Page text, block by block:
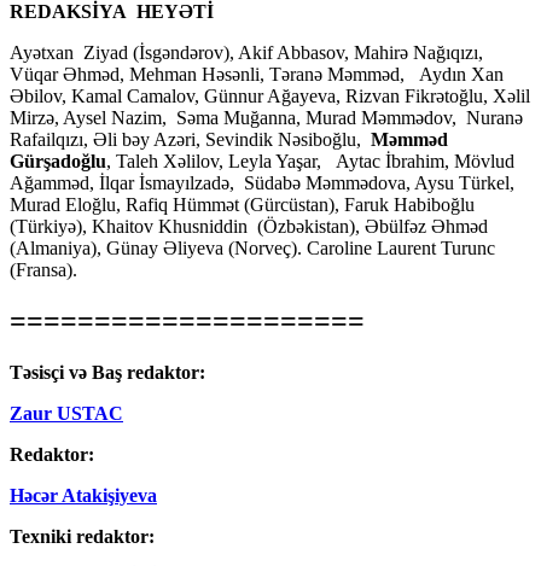
REDAKSİYA HEYƏTİ
Ayətxan Ziyad (İsgəndərov), Akif Abbasov, Mahirə Nağıqızı,
Vüqar Əhməd, Mehman Həsənli, Təranə Məmməd, Aydın Xan
Əbilov, Kamal Camalov, Günnur Ağayeva, Rizvan Fikrətoğlu, Xəlil
Mirzə, Aysel Nazim, Səma Muğanna, Murad Məmmədov, Nuranə
Rafailqızı, Əli bəy Azəri, Sevindik Nəsiboğlu, Məmməd
Gürşadoğlu, Taleh Xəlilov, Leyla Yaşar, Aytac İbrahim, Mövlud
Ağamməd, İlqar İsmayılzadə, Südabə Məmmədova, Aysu Türkel,
Murad Eloğlu, Rafiq Hümmət (Gürcüstan), Faruk Habiboğlu
(Türkiyə), Khaitov Khusniddin (Özbəkistan), Əbülfəz Əhməd
(Almaniya), Günay Əliyeva (Norveç). Caroline Laurent Turunc
(Fransa).
=====================
Təsisçi və Baş redaktor:
Zaur USTAC
Redaktor:
Həcər Atakişiyeva
Texniki redaktor: